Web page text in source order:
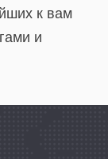
к вам
и